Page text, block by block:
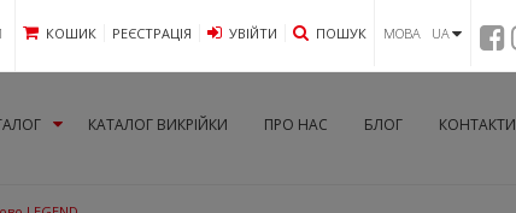
КОШИК РЕЄСТРАЦІЯ УВIЙТИ ПОШУК МОВА UA
КАТАЛОГ ВИКРІЙКИ ПРО НАС БЛОГ КОНТАКТИ